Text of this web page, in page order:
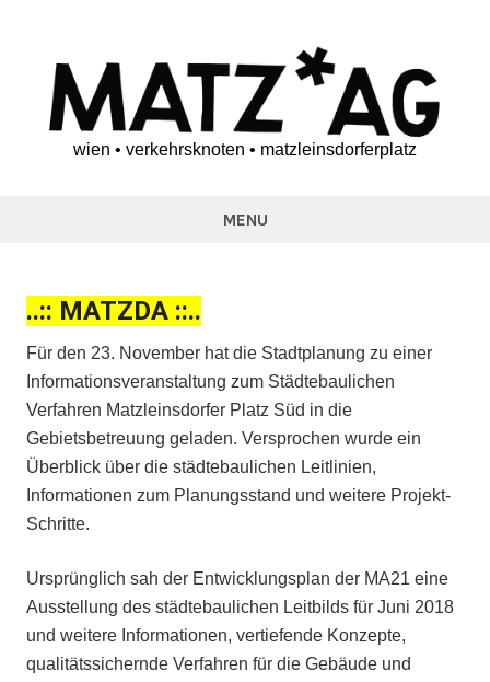
content
matz*ag
wien • verkehrsknoten • matzleinsdorferplatz
MENU
..:: MATZDA ::..
Für den 23. November hat die Stadtplanung zu einer
Informationsveranstaltung zum Städtebaulichen
Verfahren Matzleinsdorfer Platz Süd in die
Gebietsbetreuung geladen. Versprochen wurde ein
Überblick über die städtebaulichen Leitlinien,
Informationen zum Planungsstand und weitere Projekt-
Schritte.
Ursprünglich sah der Entwicklungsplan der MA21 eine
Ausstellung des städtebaulichen Leitbilds für Juni 2018
und weitere Informationen, vertiefende Konzepte,
qualitätssichernde Verfahren für die Gebäude und